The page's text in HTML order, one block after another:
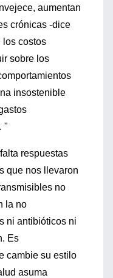
aumentan
crónicas -dice
los costos
sobre los
insostenible
"
respuestas
que nos llevaron
no
la no
ni antibióticos ni
Es
cambie su estilo
asuma